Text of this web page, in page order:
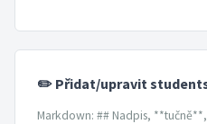
✏️ Přidat/upravit
Markdown: ## Nadpis,